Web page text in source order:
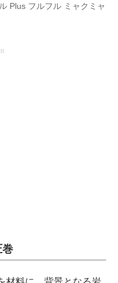
Plus フルフル ミャクミャ
巻